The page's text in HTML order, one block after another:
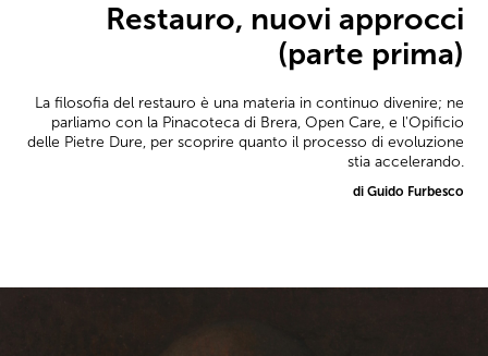
Restauro, nuovi approcci
(parte prima)
La filosofia del restauro è una materia in continuo divenire; ne
parliamo con la Pinacoteca di Brera, Open Care, e l'Opificio
delle Pietre Dure, per scoprire quanto il processo di evoluzione
stia accelerando.
di Guido Furbesco